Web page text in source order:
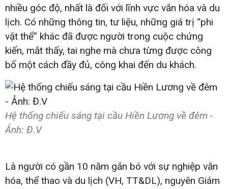
nhiều góc độ, nhất là đối với lĩnh vực văn hóa và du
lịch. Có những thông tin, tư liệu, những giá trị “phi
vật thể” khác đã được người trong cuộc chứng
kiến, mắt thấy, tai nghe mà chưa từng được công
bố một cách đầy đủ, công khai đến du khách.
Hệ thống chiếu sáng tại cầu Hiền Lương về đêm -
Ảnh: Đ.V
Là người có gần 10 năm gắn bó với sự nghiệp văn
hóa, thể thao và du lịch (VH, TT&DL), nguyên Giám